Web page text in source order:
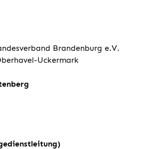
Brandenburg e.V.
Uckermark